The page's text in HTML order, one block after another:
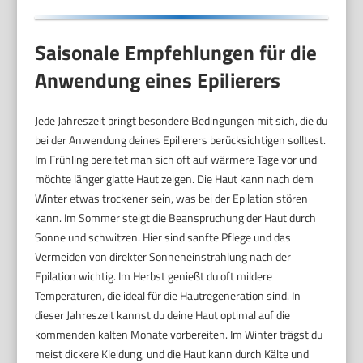
Saisonale Empfehlungen für die
Anwendung eines Epilierers
Jede Jahreszeit bringt besondere Bedingungen mit sich, die du
bei der Anwendung deines Epilierers berücksichtigen solltest.
Im Frühling bereitet man sich oft auf wärmere Tage vor und
möchte länger glatte Haut zeigen. Die Haut kann nach dem
Winter etwas trockener sein, was bei der Epilation stören
kann. Im Sommer steigt die Beanspruchung der Haut durch
Sonne und schwitzen. Hier sind sanfte Pflege und das
Vermeiden von direkter Sonneneinstrahlung nach der
Epilation wichtig. Im Herbst genießt du oft mildere
Temperaturen, die ideal für die Hautregeneration sind. In
dieser Jahreszeit kannst du deine Haut optimal auf die
kommenden kalten Monate vorbereiten. Im Winter trägst du
meist dickere Kleidung, und die Haut kann durch Kälte und